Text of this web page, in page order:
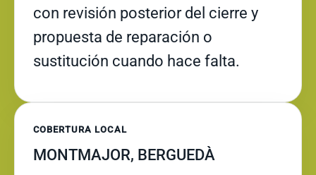
con revisión posterior del cierre y
propuesta de reparación o
sustitución cuando hace falta.
COBERTURA LOCAL
MONTMAJOR, BERGUEDÀ